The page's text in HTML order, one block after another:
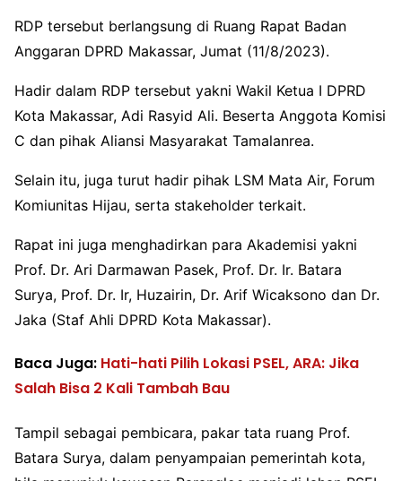
RDP tersebut berlangsung di Ruang Rapat Badan
Anggaran DPRD Makassar, Jumat (11/8/2023).
Hadir dalam RDP tersebut yakni Wakil Ketua I DPRD
Kota Makassar, Adi Rasyid Ali. Beserta Anggota Komisi
C dan pihak Aliansi Masyarakat Tamalanrea.
Selain itu, juga turut hadir pihak LSM Mata Air, Forum
Komiunitas Hijau, serta stakeholder terkait.
Rapat ini juga menghadirkan para Akademisi yakni
Prof. Dr. Ari Darmawan Pasek, Prof. Dr. Ir. Batara
Surya, Prof. Dr. Ir, Huzairin, Dr. Arif Wicaksono dan Dr.
Jaka (Staf Ahli DPRD Kota Makassar).
Baca Juga: Hati-hati Pilih Lokasi PSEL, ARA: Jika
Salah Bisa 2 Kali Tambah Bau
Tampil sebagai pembicara, pakar tata ruang Prof.
Batara Surya, dalam penyampaian pemerintah kota,